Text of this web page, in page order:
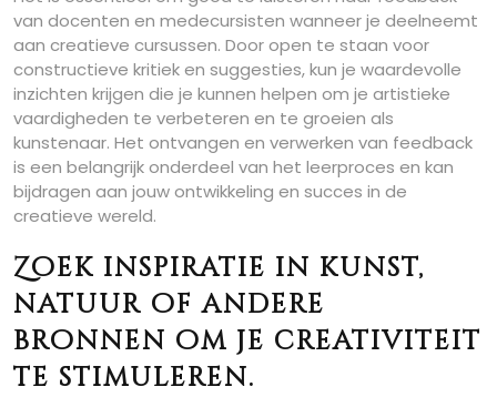
van docenten en medecursisten wanneer je deelneemt
aan creatieve cursussen. Door open te staan voor
constructieve kritiek en suggesties, kun je waardevolle
inzichten krijgen die je kunnen helpen om je artistieke
vaardigheden te verbeteren en te groeien als
kunstenaar. Het ontvangen en verwerken van feedback
is een belangrijk onderdeel van het leerproces en kan
bijdragen aan jouw ontwikkeling en succes in de
creatieve wereld.
Zoek inspiratie in kunst,
natuur of andere
bronnen om je creativiteit
te stimuleren.